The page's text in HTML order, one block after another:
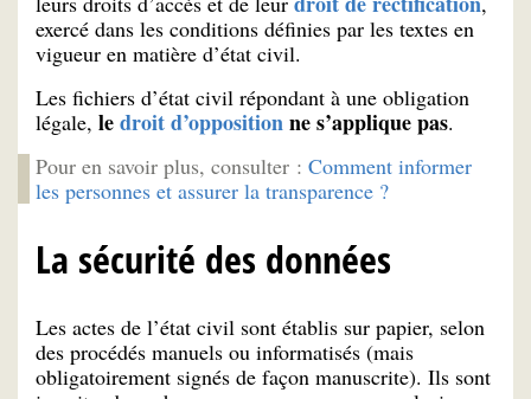
exercé dans les conditions définies par les textes en
vigueur en matière d’état civil.
Les fichiers d’état civil répondant à une obligation
légale, ledroit d’oppositionne s’applique pas.
Pour en savoir plus, consulter : Comment informer
les personnes et assurer la transparence ?
La sécurité des données
Les actes de l’état civil sont établis sur papier, selon
des procédés manuels ou informatisés (mais
obligatoirement signés de façon manuscrite). Ils sont